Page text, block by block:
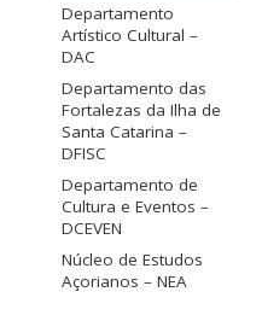
Departamento
Artístico Cultural –
DAC
Departamento das
Fortalezas da Ilha de
Santa Catarina –
DFISC
Departamento de
Cultura e Eventos –
DCEVEN
Núcleo de Estudos
Açorianos – NEA